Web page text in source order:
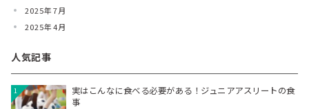
2025年7月
2025年4月
人気記事
1
実はこんなに食べる必要がある！ジュニアアスリートの食
事